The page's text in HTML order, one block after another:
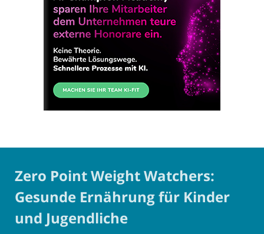
Zero Point Weight Watchers:
Gesunde Ernährung für Kinder
und Jugendliche